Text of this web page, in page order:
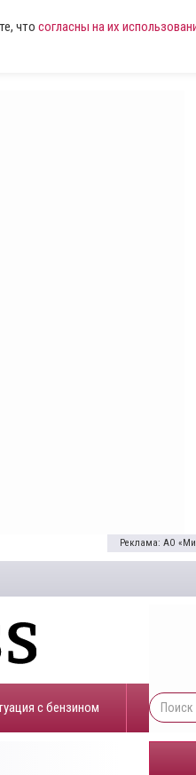
что согласны на их
Реклама: АО
с бензином